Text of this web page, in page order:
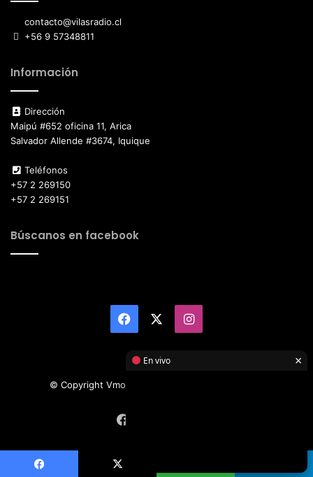
contacto@vilasradio.cl
+56 9 57348811
Información
Dirección
Maipú #652 oficina 11, Arica
Salvador Allende #3674, Iquique
Teléfonos
+57 2 269150
+57 2 269151
Búscanos en facebook
Facebook Instagram
© Copyright Vmotor TI 2026, All Rights Reserved
En vivo ×